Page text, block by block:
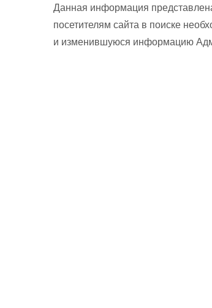
Данная информация
посетителям сайта в поиске
и изменившуюся информацию